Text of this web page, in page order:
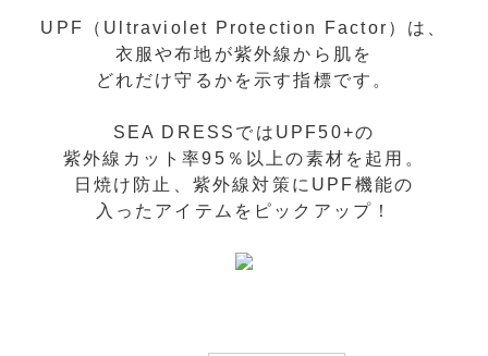
UPF（Ultraviolet Protection Factor）は、
衣服や布地が紫外線から肌を
どれだけ守るかを示す指標です。
SEA DRESSではUPF50+の
紫外線カット率95％以上の素材を起用。
日焼け防止、紫外線対策にUPF機能の
入ったアイテムをピックアップ！